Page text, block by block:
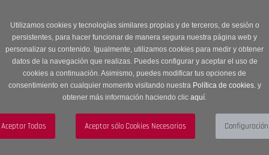
Utilizamos cookies y tecnologías similares propias y de terceros, de sesión o
persistentes, para hacer funcionar de manera segura nuestra página web y
personalizar su contenido. Igualmente, utilizamos cookies para medir y obtener
datos de la navegación que realizas. Puedes configurar y aceptar el uso de
cookies a continuación. Asimismo, puedes modificar tus opciones de
consentimiento en cualquier momento visitando nuestra Política de cookies.y
obtener más información haciendo clic aquí.
descuento en Sección OUTLET con código OUTLET20
navigation
Menú